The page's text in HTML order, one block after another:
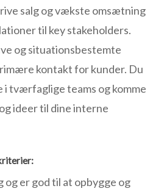
salg og vækste omsætning
til key stakeholders.
og situationsbestemte
kontakt for kunder. Du
i tværfaglige teams og komme
ideer til dine interne
og er god til at opbygge og